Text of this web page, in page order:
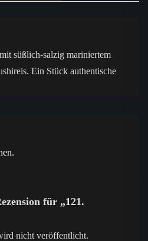
süßlich-salzig mariniertem
Ein Stück authentische
für „121.
nicht veröffentlicht.